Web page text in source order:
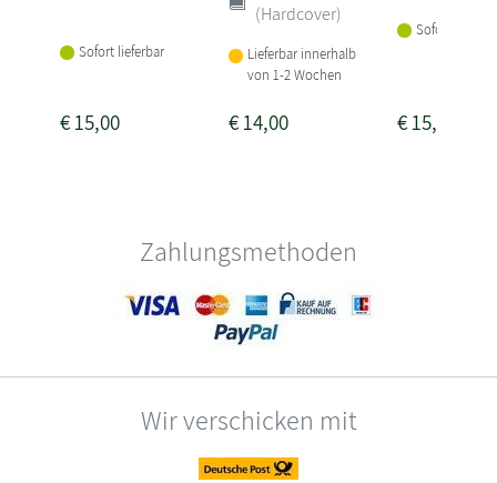
Sofort lieferbar
€15,00
(Hardcover)
Lieferbar innerhalb
von 1-2 Wochen
€14,00
Sofort
€15,00
Zahlungsmethoden
Wir verschicken mit